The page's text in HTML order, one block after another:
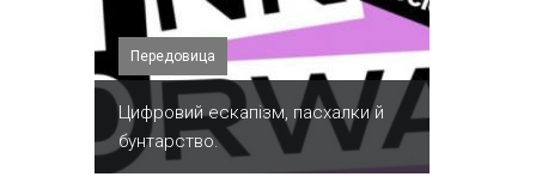
Передовица
​Цифровий ескапізм, пасхалки й
бунтарство.